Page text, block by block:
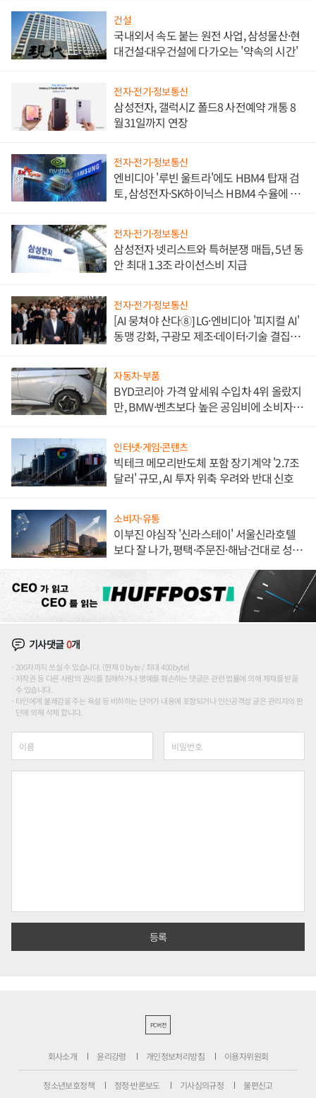
건설
국내외서 속도 붙는 원전 사업, 삼성물산·현
대건설·대우건설에 다가오는 '약속의 시간'
전자·전기·정보통신
삼성전자, 갤럭시Z 폴드8 사전예약 개통 8
월31일까지 연장
전자·전기·정보통신
엔비디아 '루빈 울트라'에도 HBM4 탑재 검
토, 삼성전자·SK하이닉스 HBM4 수율에 주
전자·전기·정보통신
삼성전자 넷리스트와 특허분쟁 매듭, 5년 동
안 최대 1.3조 라이선스비 지급
전자·전기·정보통신
[AI 뭉쳐야 산다⑧] LG·엔비디아 '피지컬 AI'
동맹 강화, 구광모 제조·데이터·기술 결집
자동차·부품
BYD코리아 가격 앞세워 수입차 4위 올랐지
만, BMW·벤츠보다 높은 공임비에 소비자
인터넷·게임·콘텐츠
빅테크 메모리반도체 포함 장기계약 '2.7조
달러' 규모, AI 투자 위축 우려와 반대 신호
소비자·유통
이부진 야심작 '신라스테이' 서울신라호텔
보다 잘 나가, 평택·주문진·해남·건대로 성
기사댓글0개
200자까지 쓰실 수 있습니다. (현재 0 byte / 최대 400byte)
저작권 등 다른 사람의 권리를 침해하거나 명예를 훼손하는 댓글은 관련 법률에 의해 제재를 받을
수 있습니다.
타인에게 불쾌감을 주는 욕설 등 비하하는 단어가 내용에 포함되거나 인신공격성 글은 관리자의 판
단에 의해 삭제 합니다.
PC버전
회사소개 윤리강령 개인정보처리방침 이용자위원회
청소년보호정책 정정·반론보도 기사심의규정 불편신고